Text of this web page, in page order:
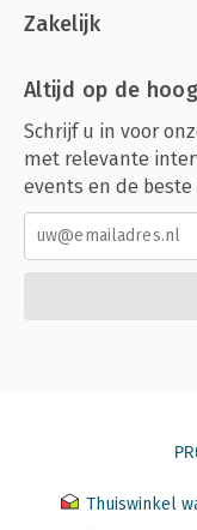
Zakelijk
Altijd op de
Schrijf u in voor
met relevante
events en de beste
Thuiswinkel